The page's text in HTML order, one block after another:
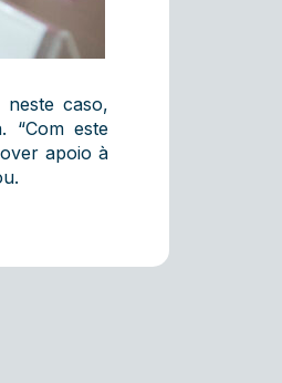
neste caso,
“Com este
apoio à